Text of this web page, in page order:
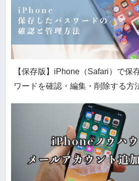
【保存版】iPhone（Safari）で保
ワードを確認・編集・削除する方